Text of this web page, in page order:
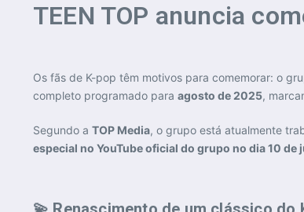
TEEN TOP anuncia
Os fãs de K-pop têm motivos para comemorar: o
completo programado para agosto de 2025,
Segundo a TOP Media, o grupo está atualmente
especial no YouTube oficial do grupo no dia 10 de